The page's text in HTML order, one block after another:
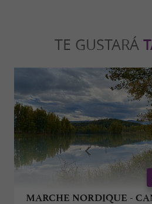
TE GUSTARÁ
MARCHE NORDIQUE -